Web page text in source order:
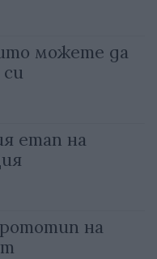
можете да
етап на
на